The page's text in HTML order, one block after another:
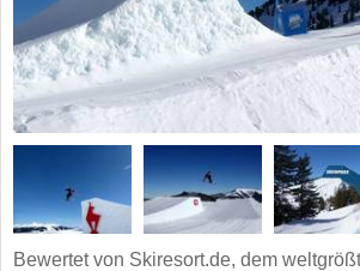
Bewertet von Skiresort.de, dem